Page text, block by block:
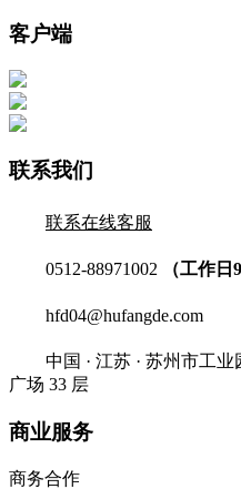
客户端
联系我们
联系在线客服
0512-88971002 （工作日
hfd04@hufangde.com
中国 · 江苏 · 苏州市工
广场 33 层
商业服务
商务合作